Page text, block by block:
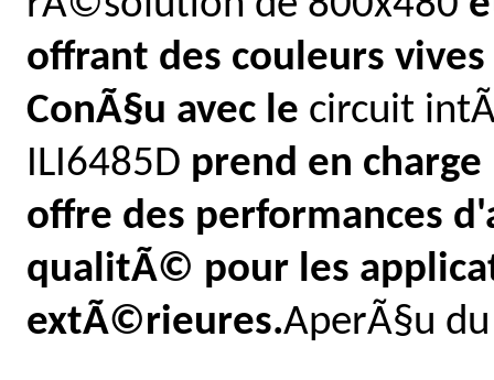
offrant des couleurs
ConÃ§u avec le circuit
ILI6485D prend en charge
offre des performances
qualitÃ© pour les
extÃ©rieures.AperÃ§u